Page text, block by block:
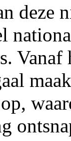
deze
Vanaf